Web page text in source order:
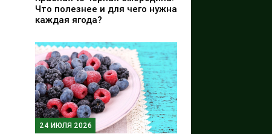
Что полезнее и для чего нужна
каждая ягода?
24 ИЮЛЯ 2026